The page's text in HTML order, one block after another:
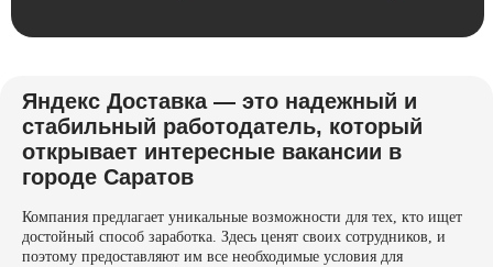
Яндекс Доставка — это надежный и
стабильный работодатель, который
открывает интересные вакансии в
городе Саратов
Компания предлагает уникальные возможности для тех, кто ищет
достойный способ заработка. Здесь ценят своих сотрудников, и
поэтому предоставляют им все необходимые условия для